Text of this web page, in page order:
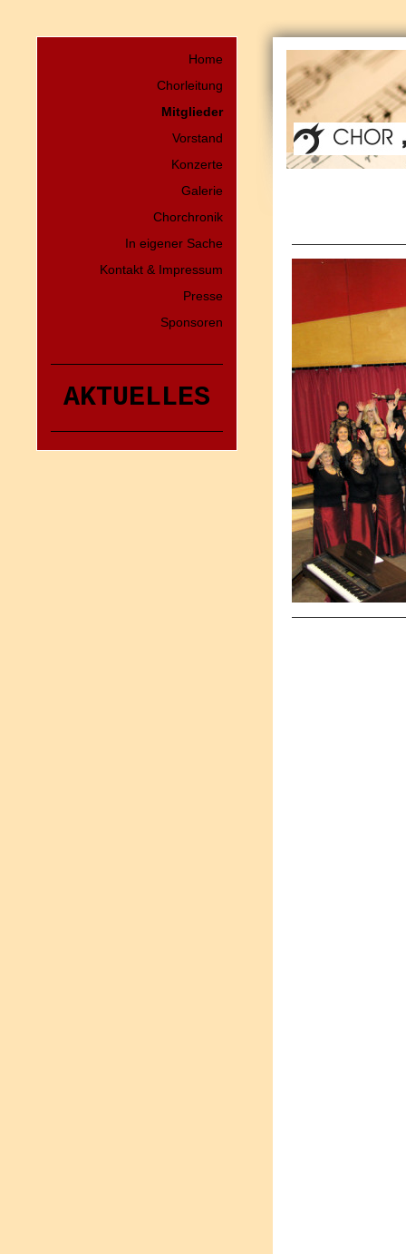
Home
Chorleitung
Mitglieder
Vorstand
Konzerte
Galerie
Chorchronik
In eigener Sache
Kontakt & Impressum
Presse
Sponsoren
AKTUELLES